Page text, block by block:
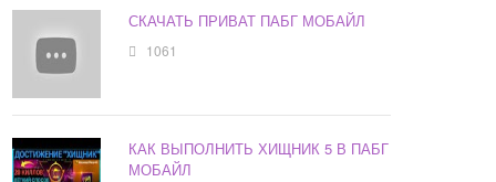
СКАЧАТЬ ПРИВАТ ПАБГ МОБАЙЛ
1061
КАК ВЫПОЛНИТЬ ХИЩНИК 5 В ПАБГ
МОБАЙЛ